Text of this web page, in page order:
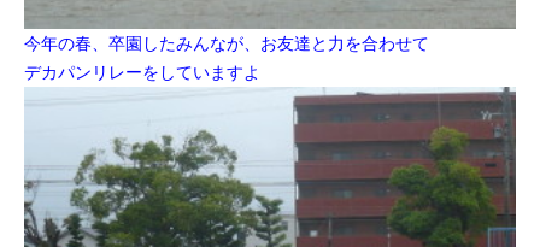
今年の春、卒園したみんなが、お友達と力を合わせて
デカパンリレーをしていますよ